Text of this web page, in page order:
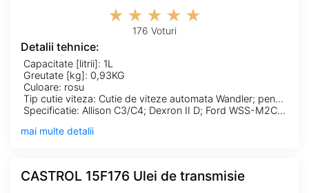
176 Voturi
Detalii tehnice:
Capacitate [litrii]: 1L
Greutate [kg]: 0,93KG
Culoare: rosu
Tip cutie viteza: Cutie de viteze automata Wandler; pentru cutie automata
Specificatie: Allison C3/C4; Dexron II D; Ford WSS-M2C138-CJ; Ford WSS-M2C166-H; Ford WSS-M2C185-A; Ford WSS-M2C186-A; MAN 339 V1; MAN 339 Z1; MB 236.1; MB 236.2; MB 236.5; MB 236.6; MB 236.7; Suffix A
mai multe detalii
CASTROL 15F176 Ulei de transmisie